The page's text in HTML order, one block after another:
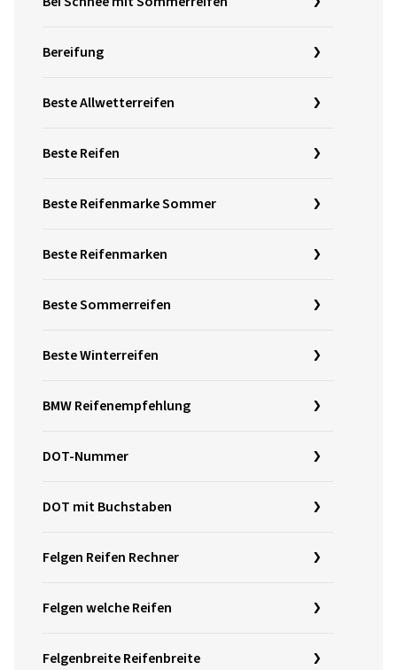
Bereifung
Beste Allwetterreifen
Beste Reifen
Beste Reifenmarke Sommer
Beste Reifenmarken
Beste Sommerreifen
Beste Winterreifen
BMW Reifenempfehlung
DOT-Nummer
DOT mit Buchstaben
Felgen Reifen Rechner
Felgen welche Reifen
Felgenbreite Reifenbreite